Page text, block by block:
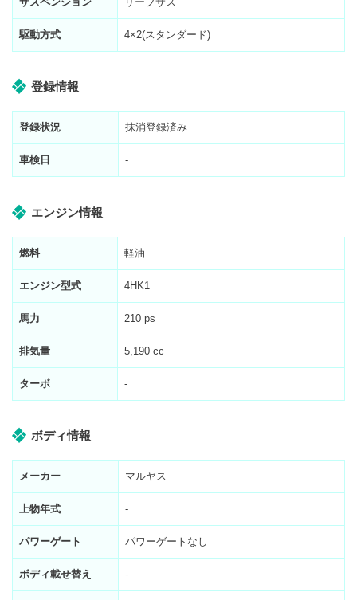
駆動方式 4×2(スタンダード)
登録情報
登録状況 抹消登録済み
車検日 -
エンジン情報
燃料 軽油
エンジン型式 4HK1
馬力 210 ps
排気量 5,190 cc
ターボ -
ボディ情報
メーカー マルヤス
上物年式 -
パワーゲート パワーゲートなし
ボディ載せ替え -